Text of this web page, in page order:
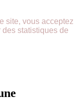
site, vous acceptez
des statistiques de